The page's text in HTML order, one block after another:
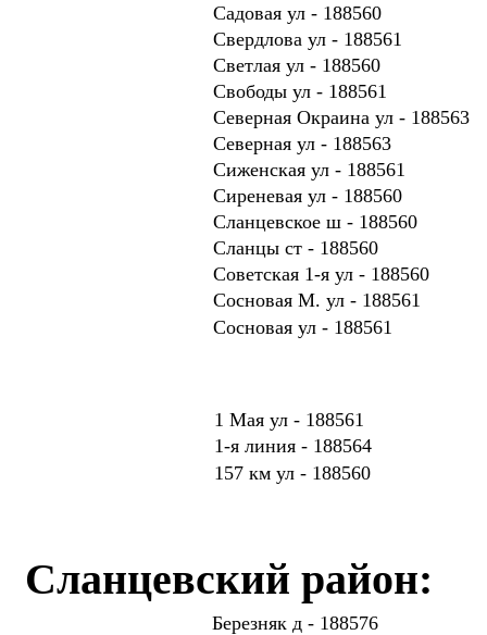
Садовая ул - 188560
Свердлова ул - 188561
Светлая ул - 188560
Свободы ул - 188561
Северная Окраина ул - 188563
Северная ул - 188563
Сиженская ул - 188561
Сиреневая ул - 188560
Сланцевское ш - 188560
Сланцы ст - 188560
Советская 1-я ул - 188560
Сосновая М. ул - 188561
Сосновая ул - 188561
1 Мая ул - 188561
1-я линия - 188564
157 км ул - 188560
Сланцевский район:
Березняк д - 188576